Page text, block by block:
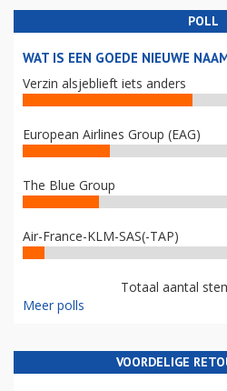
POLL
WAT IS EEN GOEDE NIEUWE
Verzin alsjeblieft iets anders
European Airlines Group (EAG)
The Blue Group
Air-France-KLM-SAS(-TAP)
Totaal aantal
Meer polls
VOORDELIGE